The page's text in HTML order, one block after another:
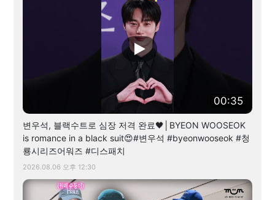
00:35
변우석, 블랙수트로 심장 저격 완료🖤│BYEON WOOSEOK
is romance in a black suit😍#변우석 #byeonwooseok #청
룡시리즈어워즈 #디스패치
2026.08.06 오후 12:30